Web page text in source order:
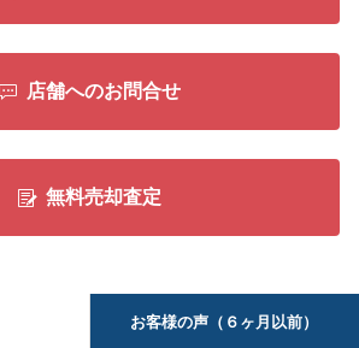
店舗へのお問合せ
無料売却査定
お客様の声（６ヶ月以前）